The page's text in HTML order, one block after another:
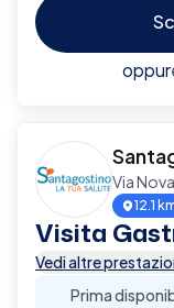
Via
12.1
Visita
Vedi altre
Prima